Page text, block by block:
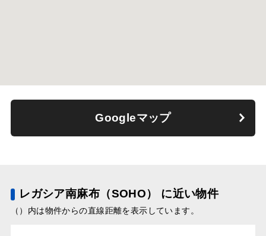
Googleマップ
レガシア南麻布（SOHO） に近い物件
（）内は物件からの直線距離を表示しています。